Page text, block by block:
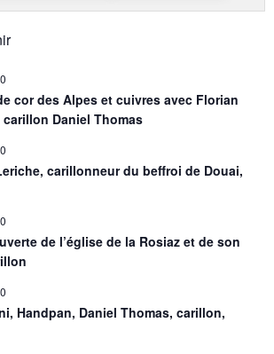
cor des Alpes et cuivres avec Florian
carillon Daniel Thomas
carillonneur du beffroi de Douai,
de l’église de la Rosiaz et de son
Handpan, Daniel Thomas, carillon,